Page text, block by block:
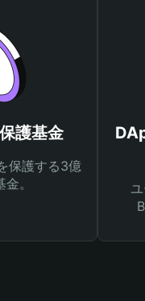
護基金
保護する3億
。